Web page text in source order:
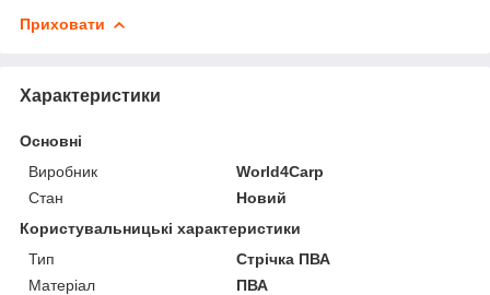
Приховати
Характеристики
Основні
Виробник
World4Carp
Стан
Новий
Користувальницькі характеристики
Тип
Стрічка ПВА
Матеріал
ПВА